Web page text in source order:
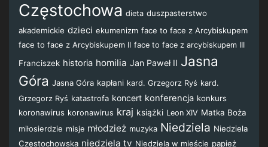
Częstochowa dieta duszpasterstwo
akademickie dzieci ekumenizm face to face z Arcybiskupem
face to face z Arcybiskupem II face to face z arcybiskupem III
Franciszek historia homilia Jan Paweł II Jasna
Góra Jasna Góra kapłani kard. Grzegorz Ryś kard.
Grzegorz Ryś katastrofa koncert konferencja konkurs
koronawirus koronawirus kraj książki Leon XIV Matka Boża
miłosierdzie misje młodzież muzyka Niedziela Niedziela
Częstochowska niedziela tv Niedziela w mieście papież